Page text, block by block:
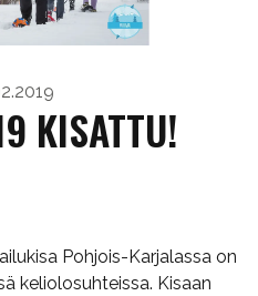
KISATTU!
Pohjois-Karjalassa on
keliolosuhteissa. Kisaan